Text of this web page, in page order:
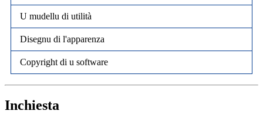
U mudellu di utilità
Disegnu di l'apparenza
Copyright di u software
Inchiesta